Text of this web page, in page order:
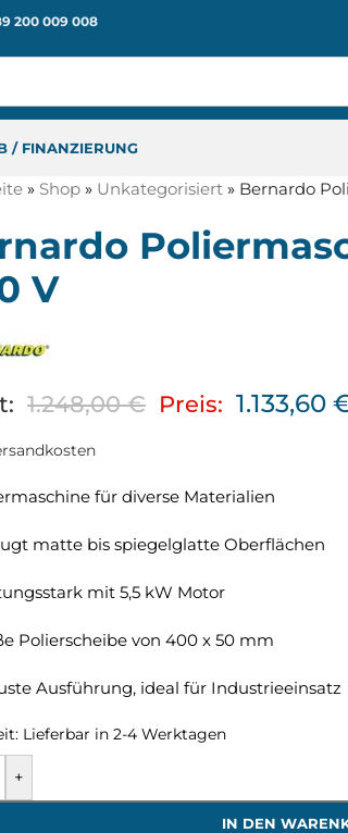
200 009 008
/ FINANZIERUNG
» Shop » Unkategorisiert » Bernardo
V
1.248,00€ Preis: 1.133,60
für diverse Materialien
matte bis spiegelglatte Oberflächen
mit 5,5 kW Motor
Polierscheibe von 400 x 50 mm
Ausführung, ideal für Industrieeinsatz
Lieferbar in 2-4 Werktagen
+
IN DEN